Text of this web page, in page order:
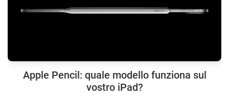
Apple Pencil: quale modello funziona sul
vostro iPad?